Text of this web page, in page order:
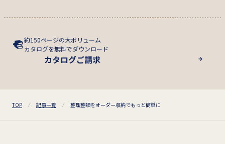
約150ページの大ボリューム
カタログを無料でダウンロード
カタログご請求
TOP 記事一覧 整理整頓をオーダー収納でもっと簡単に